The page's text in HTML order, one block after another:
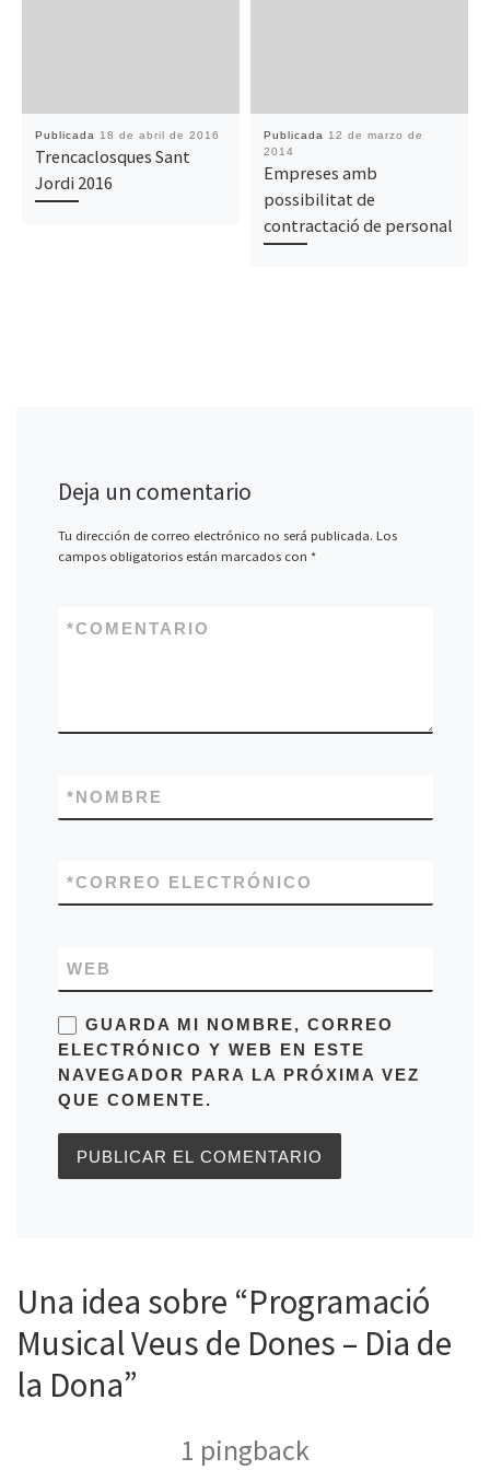
Publicada 18 de abril de 2016
Trencaclosques Sant
Jordi 2016
Publicada
12 de marzo de
2014
Empreses amb
possibilitat de
contractació de personal
Deja un comentario
Tu dirección de correo electrónico no será publicada. Los
campos obligatorios están marcados con *
COMENTARIO
*
NOMBRE
*
CORREO ELECTRÓNICO
*
WEB
GUARDA MI NOMBRE, CORREO
ELECTRÓNICO Y WEB EN ESTE
NAVEGADOR PARA LA PRÓXIMA VEZ
QUE COMENTE.
Una idea sobre “Programació
Musical Veus de Dones – Dia de
la Dona”
1 pingback